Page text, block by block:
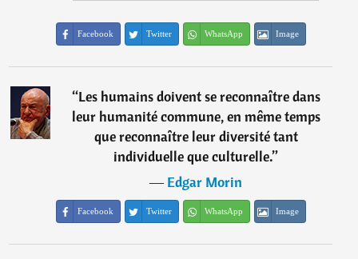
Facebook Twitter WhatsApp Image
“Les humains doivent se reconnaître dans
leur humanité commune, en même temps
que reconnaître leur diversité tant
individuelle que culturelle.”
―Edgar Morin
Facebook Twitter WhatsApp Image